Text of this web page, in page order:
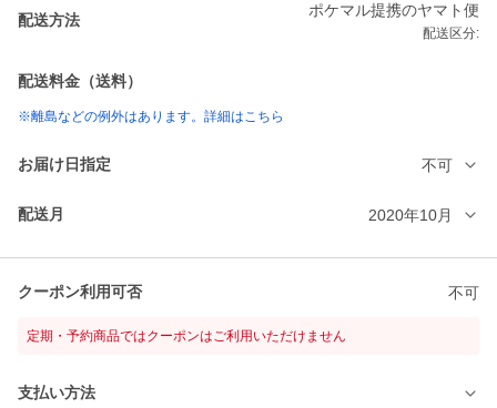
配送方法
ポケマル提携のヤマト便
配送区分:
配送料金（送料）
※離島などの例外はあります。詳細はこちら
お届け日指定 不可
配送月 2020年10月
クーポン利用可否 不可
定期・予約商品ではクーポンはご利用いただけません
支払い方法